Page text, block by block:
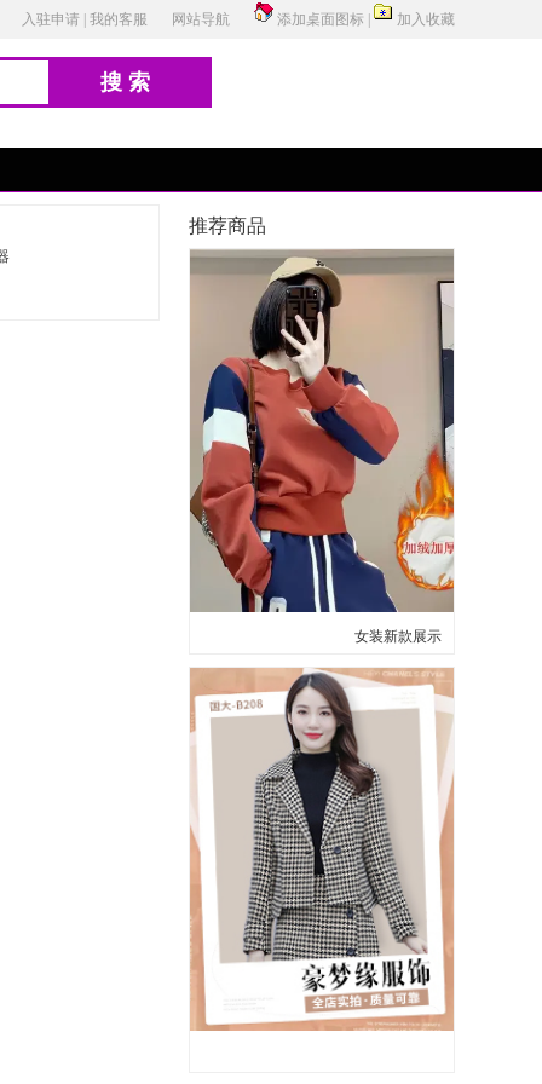
入驻申请 我的客服 网站导航 添加桌面图标 加入收藏
搜索
推荐商品
女装新款展示